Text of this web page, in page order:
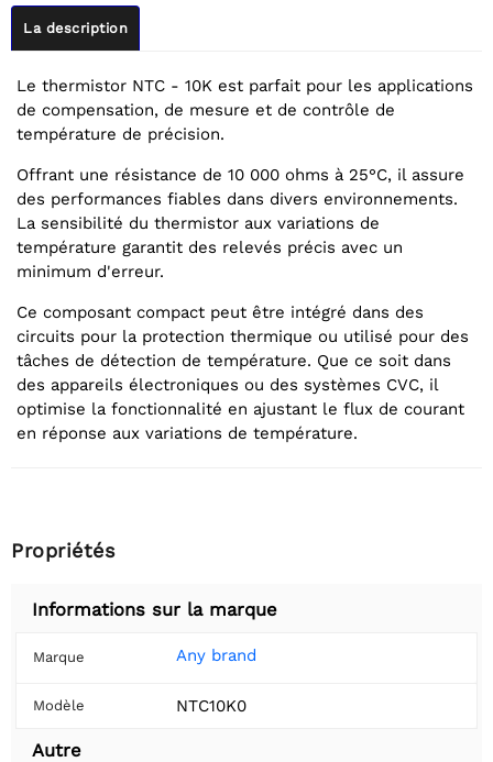
La description
Le thermistor NTC - 10K est parfait pour les applications
de compensation, de mesure et de contrôle de
température de précision.
Offrant une résistance de 10 000 ohms à 25°C, il assure
des performances fiables dans divers environnements.
La sensibilité du thermistor aux variations de
température garantit des relevés précis avec un
minimum d'erreur.
Ce composant compact peut être intégré dans des
circuits pour la protection thermique ou utilisé pour des
tâches de détection de température. Que ce soit dans
des appareils électroniques ou des systèmes CVC, il
optimise la fonctionnalité en ajustant le flux de courant
en réponse aux variations de température.
Propriétés
Informations sur la marque
Marque Any brand
Modèle NTC10K0
Autre